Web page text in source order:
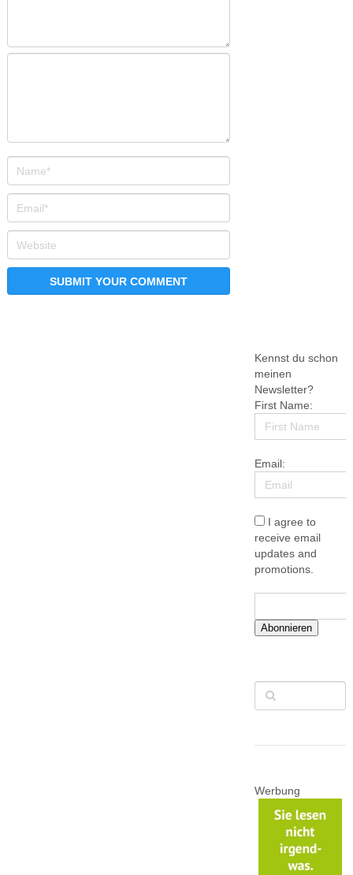
Kennst du schon
meinen
Newsletter?
First Name:
Email:
I agree to
receive email
updates and
promotions.
Abonnieren
Werbung